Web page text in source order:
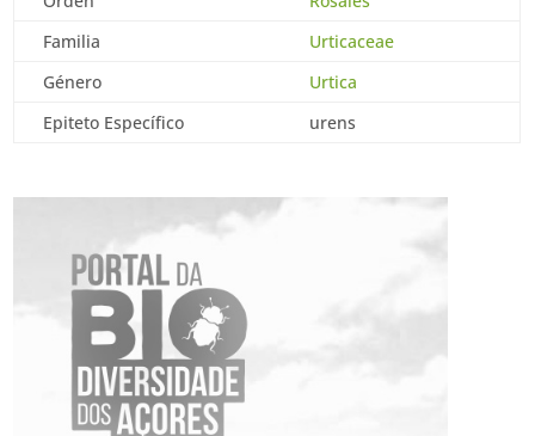
Familia
Urticaceae
Género
Urtica
Epiteto Específico
urens